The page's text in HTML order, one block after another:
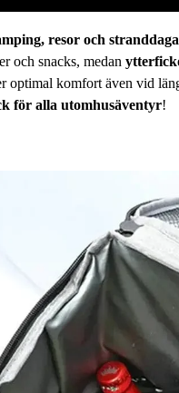
resor och
och snacks, medan
optimal komfort även vid
för alla utomhusäventyr!